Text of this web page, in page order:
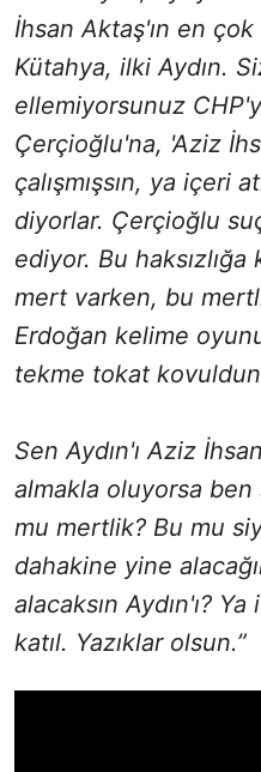
İhsan Aktaş'ın en çok
Kütahya, ilki Aydın.
ellemiyorsunuz
Çerçioğlu'na, 'Aziz
çalışmışsın, ya içeri
diyorlar. Çerçioğlu
ediyor. Bu
mert varken, bu
Erdoğan kelime
tekme tokat
Sen Aydın'ı Aziz
almakla oluyorsa
mu mertlik? Bu mu
dahakine yine
alacaksın Aydın'ı?
katıl. Yazıklar olsun.”